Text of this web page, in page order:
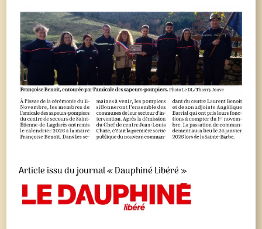
Article issu du journal « Dauphiné Libéré »